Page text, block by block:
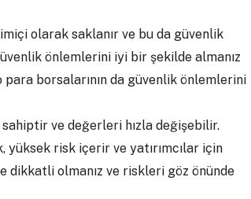
olarak saklanır ve bu da güvenlik
önlemlerini iyi bir şekilde almanız
borsalarının da güvenlik önlemlerini
ve değerleri hızla değişebilir.
risk içerir ve yatırımcılar için
dikkatli olmanız ve riskleri göz önünde